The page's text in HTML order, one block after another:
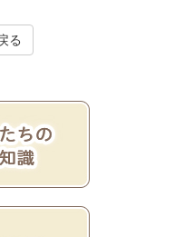
る